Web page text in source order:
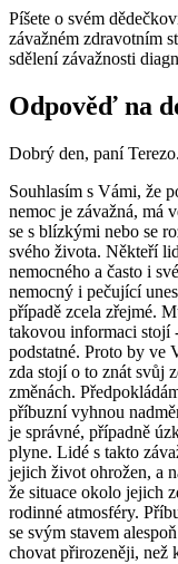
Píšete o svém
závažném zdravotním
sdělení závažnosti
Odpověď na
Dobrý den, paní Terezo.
Souhlasím s Vámi, že
nemoc je závažná, má
se s blízkými nebo se
svého života. Někteří
nemocného a často i
nemocný i pečující
případě zcela zřejmé.
takovou informaci stojí
podstatné. Proto by ve
zda stojí o to znát svůj
změnách.
příbuzní vyhnou
je správné, případně
plyne. Lidé s takto
jejich život ohrožen, a
že situace okolo jejich
rodinné atmosféry.
se svým stavem
chovat přirozeněji, než